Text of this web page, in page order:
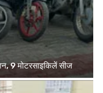
9 मोटरसाइकिलें सीज